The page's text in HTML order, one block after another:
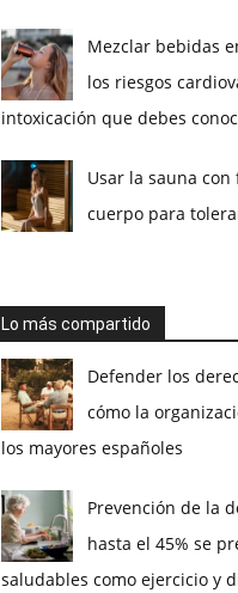
Mezclar bebidas
los riesgos
intoxicación que debes
Usar la sauna
cuerpo para
Lo más compartido
Defender los
cómo la
los mayores españoles
Prevención de la
hasta el 45% se
saludables como ejercicio y